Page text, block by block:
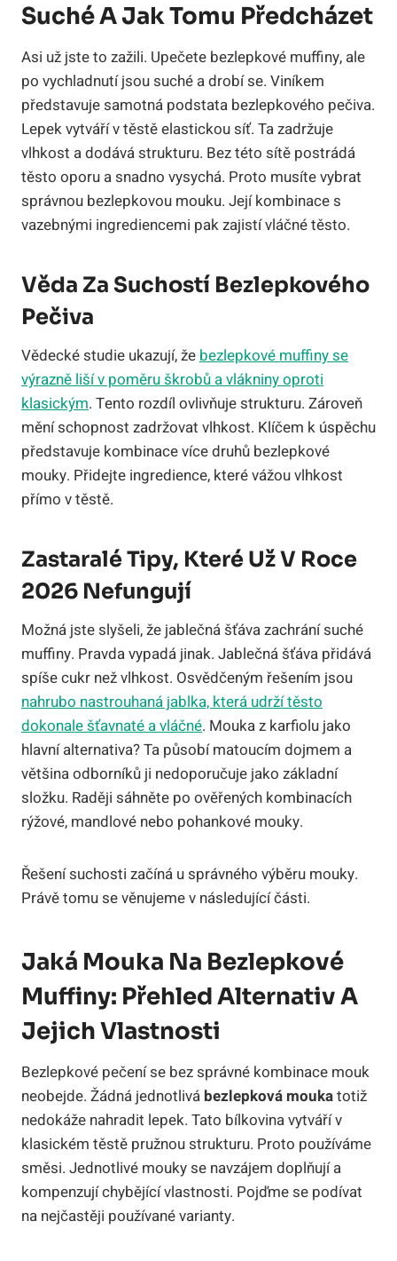
Suché A Jak Tomu Předcházet
Asi už jste to zažili. Upečete bezlepkové muffiny, ale
po vychladnutí jsou suché a drobí se. Viníkem
představuje samotná podstata bezlepkového pečiva.
Lepek vytváří v těstě elastickou síť. Ta zadržuje
vlhkost a dodává strukturu. Bez této sítě postrádá
těsto oporu a snadno vysychá. Proto musíte vybrat
správnou bezlepkovou mouku. Její kombinace s
vazebnými ingrediencemi pak zajistí vláčné těsto.
Věda Za Suchostí Bezlepkového
Pečiva
Vědecké studie ukazují, že bezlepkové muffiny se
výrazně liší v poměru škrobů a vlákniny oproti
klasickým. Tento rozdíl ovlivňuje strukturu. Zároveň
mění schopnost zadržovat vlhkost. Klíčem k úspěchu
představuje kombinace více druhů bezlepkové
mouky. Přidejte ingredience, které vážou vlhkost
přímo v těstě.
Zastaralé Tipy, Které Už V Roce
2026 Nefungují
Možná jste slyšeli, že jablečná šťáva zachrání suché
muffiny. Pravda vypadá jinak. Jablečná šťáva přidává
spíše cukr než vlhkost. Osvědčeným řešením jsou
nahrubo nastrouhaná jablka, která udrží těsto
dokonale šťavnaté a vláčné. Mouka z karfiolu jako
hlavní alternativa? Ta působí matoucím dojmem a
většina odborníků ji nedoporučuje jako základní
složku. Raději sáhněte po ověřených kombinacích
rýžové, mandlové nebo pohankové mouky.
Řešení suchosti začíná u správného výběru mouky.
Právě tomu se věnujeme v následující části.
Jaká Mouka Na Bezlepkové
Muffiny: Přehled Alternativ A
Jejich Vlastnosti
Bezlepkové pečení se bez správné kombinace mouk
neobejde. Žádná jednotlivá bezlepková moukatotiž
nedokáže nahradit lepek. Tato bílkovina vytváří v
klasickém těstě pružnou strukturu. Proto používáme
směsi. Jednotlivé mouky se navzájem doplňují a
kompenzují chybějící vlastnosti. Pojďme se podívat
na nejčastěji používané varianty.